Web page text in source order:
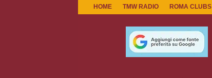
HOME TMW RADIO ROMA CLUBS